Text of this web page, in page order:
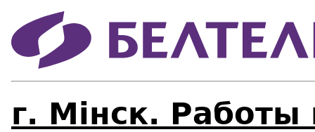
г. Мінск. Работы